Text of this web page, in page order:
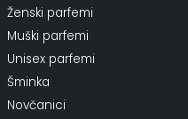
Ženski parfemi
Muški parfemi
Unisex parfemi
Šminka
Novčanici